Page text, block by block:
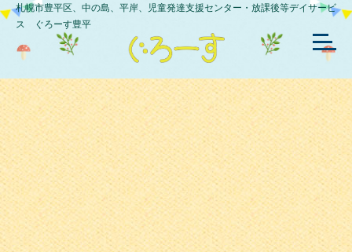
札幌市豊平区、中の島、平岸、児童発達支援センター・放課後等デイサービ
ス ぐろーす豊平